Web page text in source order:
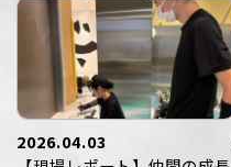
2026.04.03